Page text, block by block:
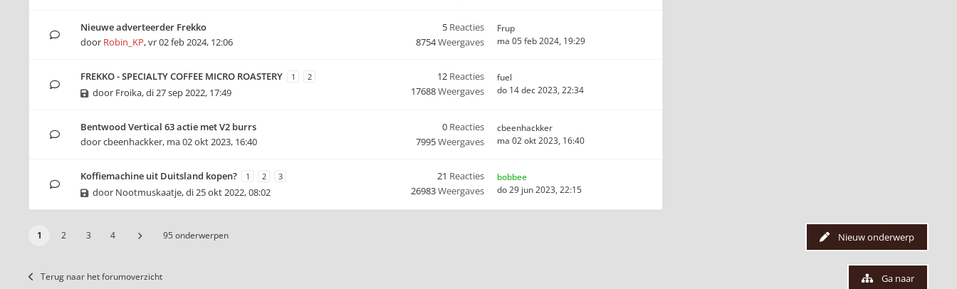
Nieuwe adverteerder Frekko
door Robin_KP,vr 02 feb 2024, 12:06
5 Reacties
8754Weergaves
Frup
ma 05 feb 2024, 19:29
FREKKO - SPECIALTY COFFEE MICRO ROASTERY 1 2
door Froika,di 27 sep 2022, 17:49
12 Reacties
17688Weergaves
fuel
do 14 dec 2023, 22:34
Bentwood Vertical 63 actie met V2 burrs
doorcbeenhackker, ma 02 okt 2023, 16:40
0 Reacties
7995Weergaves
cbeenhackker
ma 02 okt 2023, 16:40
Koffiemachine uit Duitsland kopen? 1 2 3
door Nootmuskaatje,di 25 okt 2022, 08:02
21 Reacties
26983Weergaves
bobbee
do 29 jun 2023, 22:15
Nieuw onderwerp
1 2 3 4 95 onderwerpen
Terug naar het forumoverzicht Ga naar